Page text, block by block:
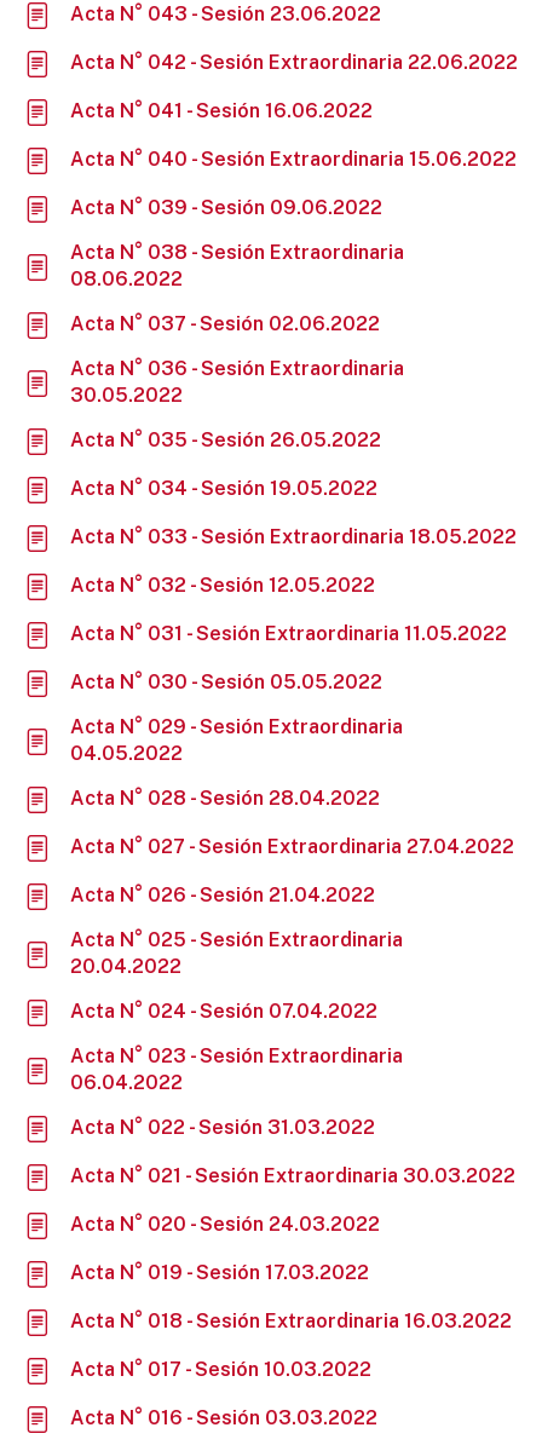
Acta N° 043 - Sesión 23.06.2022
Acta N° 042 - Sesión Extraordinaria 22.06.2022
Acta N° 041 - Sesión 16.06.2022
Acta N° 040 - Sesión Extraordinaria 15.06.2022
Acta N° 039 - Sesión 09.06.2022
Acta N° 038 - Sesión Extraordinaria
08.06.2022
Acta N° 037 - Sesión 02.06.2022
Acta N° 036 - Sesión Extraordinaria
30.05.2022
Acta N° 035 - Sesión 26.05.2022
Acta N° 034 - Sesión 19.05.2022
Acta N° 033 - Sesión Extraordinaria 18.05.2022
Acta N° 032 - Sesión 12.05.2022
Acta N° 031 - Sesión Extraordinaria 11.05.2022
Acta N° 030 - Sesión 05.05.2022
Acta N° 029 - Sesión Extraordinaria
04.05.2022
Acta N° 028 - Sesión 28.04.2022
Acta N° 027 - Sesión Extraordinaria 27.04.2022
Acta N° 026 - Sesión 21.04.2022
Acta N° 025 - Sesión Extraordinaria
20.04.2022
Acta N° 024 - Sesión 07.04.2022
Acta N° 023 - Sesión Extraordinaria
06.04.2022
Acta N° 022 - Sesión 31.03.2022
Acta N° 021 - Sesión Extraordinaria 30.03.2022
Acta N° 020 - Sesión 24.03.2022
Acta N° 019 - Sesión 17.03.2022
Acta N° 018 - Sesión Extraordinaria 16.03.2022
Acta N° 017 - Sesión 10.03.2022
Acta N° 016 - Sesión 03.03.2022